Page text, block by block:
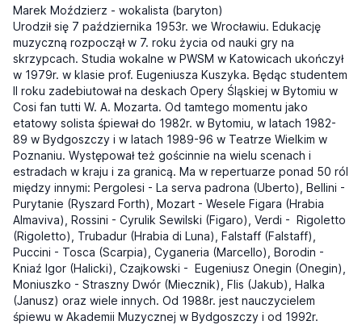
Marek Moździerz - wokalista (baryton)
Urodził się 7 października 1953r. we Wrocławiu. Edukację
muzyczną rozpoczął w 7. roku życia od nauki gry na
skrzypcach. Studia wokalne w PWSM w Katowicach ukończył
w 1979r. w klasie prof. Eugeniusza Kuszyka. Będąc studentem
II roku zadebiutował na deskach Opery Śląskiej w Bytomiu w
Cosi fan tutti W. A. Mozarta. Od tamtego momentu jako
etatowy solista śpiewał do 1982r. w Bytomiu, w latach 1982-
89 w Bydgoszczy i w latach 1989-96 w Teatrze Wielkim w
Poznaniu. Występował też gościnnie na wielu scenach i
estradach w kraju i za granicą. Ma w repertuarze ponad 50 ról
między innymi: Pergolesi - La serva padrona (Uberto), Bellini -
Purytanie (Ryszard Forth), Mozart - Wesele Figara (Hrabia
Almaviva), Rossini - Cyrulik Sewilski (Figaro), Verdi - Rigoletto
(Rigoletto), Trubadur (Hrabia di Luna), Falstaff (Falstaff),
Puccini - Tosca (Scarpia), Cyganeria (Marcello), Borodin -
Kniaź Igor (Halicki), Czajkowski - Eugeniusz Onegin (Onegin),
Moniuszko - Straszny Dwór (Miecznik), Flis (Jakub), Halka
(Janusz) oraz wiele innych. Od 1988r. jest nauczycielem
śpiewu w Akademii Muzycznej w Bydgoszczy i od 1992r.